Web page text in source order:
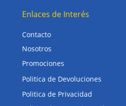
Enlaces de Interés
Contacto
Nosotros
Promociones
Politica de Devoluciones
Politica de Privacidad